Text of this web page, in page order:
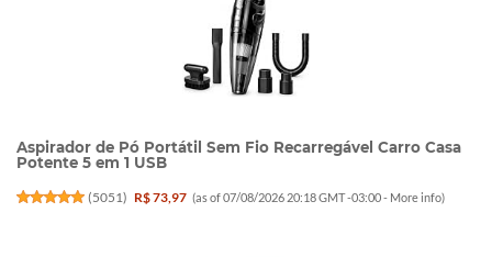
Aspirador de Pó Portátil Sem Fio Recarregável Carro Casa
Potente 5 em 1 USB
(5051) R$ 73,97 (as of 07/08/2026 20:18 GMT -03:00 - More info)